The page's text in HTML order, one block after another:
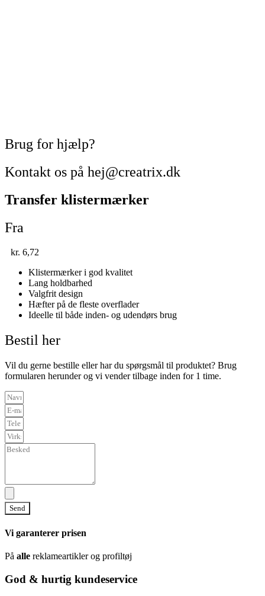
Brug for hjælp?
Kontakt os på hej@creatrix.dk
Transfer klistermærker
Fra
kr. 6,72
Klistermærker i god kvalitet
Lang holdbarhed
Valgfrit design
Hæfter på de fleste overflader
Ideelle til både inden- og udendørs brug
Bestil her
Vil du gerne bestille eller har du spørgsmål til produktet? Brug
formularen herunder og vi vender tilbage inden for 1 time.
Send
Vi garanterer prisen
På alle reklameartikler og profiltøj
God & hurtig kundeservice